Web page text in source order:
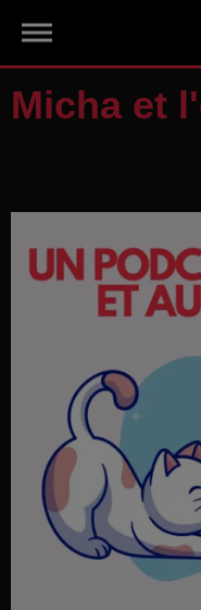
Micha et